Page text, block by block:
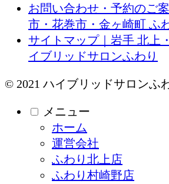
お問い合わせ・予約のご
市・花巻市・金ヶ崎町 ふ
サイトマップ｜岩手 北上
イブリッドサロンふわり
© 2021 ハイブリッドサロンふ
メニュー
ホーム
運営会社
ふわり北上店
ふわり村崎野店